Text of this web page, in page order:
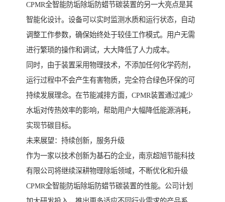
CPMR全智能防垢除垢防蜡节碳装置的另一大亮点是其
智能化设计。设备可以实时监测水质和运行状态，自动
调整工作参数，确保始终处于较佳工作模式。用户无需
进行繁琐的操作和调试，大大降低了人力成本。
同时，由于装置采用物理技术，不添加任何化学药剂，
运行过程中不会产生有害物质，完全符合绿色环保的可
持续发展理念。在节能减排方面，CPMR装置通过减少
水垢对传热效率的影响，帮助用户大幅降低能源消耗，
实现节碳目标。
未来展望：持续创新，服务升级
作为一家以技术创新为基石的企业，南京超旭节能科技
有限公司将继续深耕物理除垢领域，不断优化和升级
CPMR全智能防垢除垢防蜡节碳装置的性能。公司计划